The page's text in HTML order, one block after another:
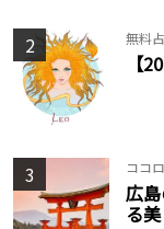
2 無料
【
3 ココ
広
る